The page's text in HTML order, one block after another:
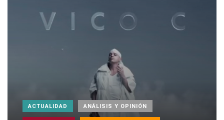
ACTUALIDAD ANÁLISIS Y OPINIÓN